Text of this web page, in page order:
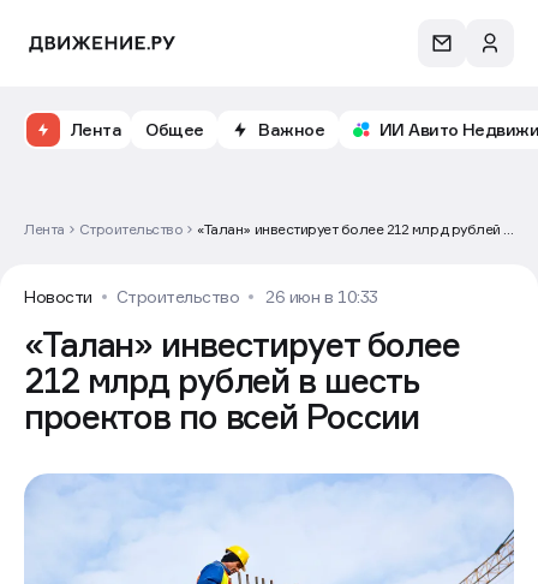
Лента Общее Важное ИИ Авито
Лента Строительство
«Талан» инвестирует более 212 млрд рублей в
Новости Строительство 26 июн в 10:33
«Талан» инвестирует более
212 млрд рублей в шесть
проектов по всей России